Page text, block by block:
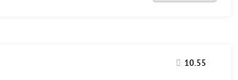
10.55